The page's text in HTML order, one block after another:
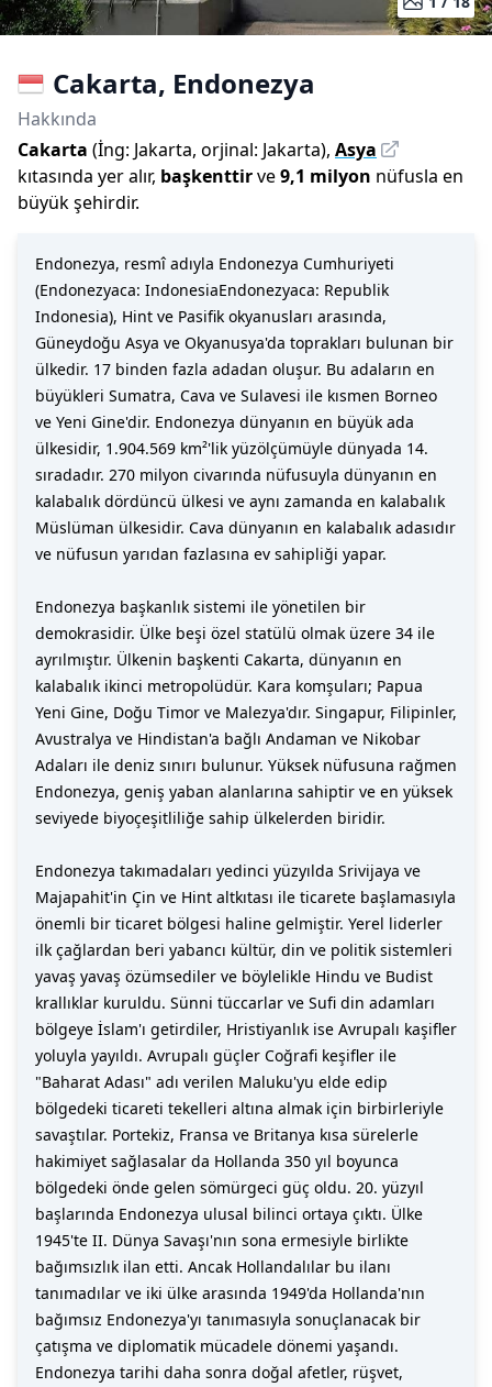
Cakarta, Endonezya
Hakkında
Cakarta (İng: Jakarta, orjinal: Jakarta), Asya
kıtasında yer alır, başkenttirve9,1 milyon nüfusla en
büyük şehirdir.
Endonezya, resmî adıyla Endonezya Cumhuriyeti
(Endonezyaca: IndonesiaEndonezyaca: Republik
Indonesia), Hint ve Pasifik okyanusları arasında,
Güneydoğu Asya ve Okyanusya'da toprakları bulunan bir
ülkedir. 17 binden fazla adadan oluşur. Bu adaların en
büyükleri Sumatra, Cava ve Sulavesi ile kısmen Borneo
ve Yeni Gine'dir. Endonezya dünyanın en büyük ada
ülkesidir, 1.904.569 km²'lik yüzölçümüyle dünyada 14.
sıradadır. 270 milyon civarında nüfusuyla dünyanın en
kalabalık dördüncü ülkesi ve aynı zamanda en kalabalık
Müslüman ülkesidir. Cava dünyanın en kalabalık adasıdır
ve nüfusun yarıdan fazlasına ev sahipliği yapar.
Endonezya başkanlık sistemi ile yönetilen bir
demokrasidir. Ülke beşi özel statülü olmak üzere 34 ile
ayrılmıştır. Ülkenin başkenti Cakarta, dünyanın en
kalabalık ikinci metropolüdür. Kara komşuları; Papua
Yeni Gine, Doğu Timor ve Malezya'dır. Singapur, Filipinler,
Avustralya ve Hindistan'a bağlı Andaman ve Nikobar
Adaları ile deniz sınırı bulunur. Yüksek nüfusuna rağmen
Endonezya, geniş yaban alanlarına sahiptir ve en yüksek
seviyede biyoçeşitliliğe sahip ülkelerden biridir.
Endonezya takımadaları yedinci yüzyılda Srivijaya ve
Majapahit'in Çin ve Hint altkıtası ile ticarete başlamasıyla
önemli bir ticaret bölgesi haline gelmiştir. Yerel liderler
ilk çağlardan beri yabancı kültür, din ve politik sistemleri
yavaş yavaş özümsediler ve böylelikle Hindu ve Budist
krallıklar kuruldu. Sünni tüccarlar ve Sufi din adamları
bölgeye İslam'ı getirdiler, Hristiyanlık ise Avrupalı kaşifler
yoluyla yayıldı. Avrupalı güçler Coğrafi keşifler ile
"Baharat Adası" adı verilen Maluku'yu elde edip
bölgedeki ticareti tekelleri altına almak için birbirleriyle
savaştılar. Portekiz, Fransa ve Britanya kısa sürelerle
hakimiyet sağlasalar da Hollanda 350 yıl boyunca
bölgedeki önde gelen sömürgeci güç oldu. 20. yüzyıl
başlarında Endonezya ulusal bilinci ortaya çıktı. Ülke
1945'te II. Dünya Savaşı'nın sona ermesiyle birlikte
bağımsızlık ilan etti. Ancak Hollandalılar bu ilanı
tanımadılar ve iki ülke arasında 1949'da Hollanda'nın
bağımsız Endonezya'yı tanımasıyla sonuçlanacak bir
çatışma ve diplomatik mücadele dönemi yaşandı.
Endonezya tarihi daha sonra doğal afetler, rüşvet,